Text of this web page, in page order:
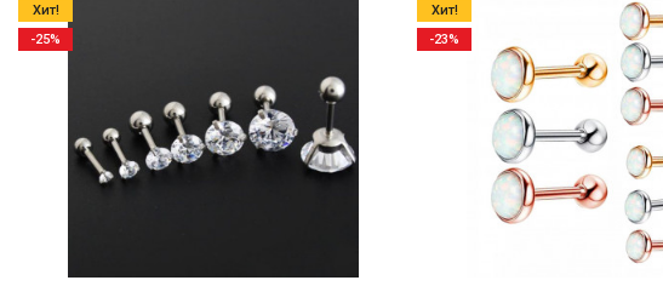
Хит!
-25%
Хит!
-23%